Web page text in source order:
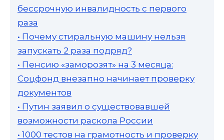
бессрочную инвалидность с первого
раза
• Почему стиральную машину нельзя
запускать 2 раза подряд?
• Пенсию «заморозят» на 3 месяца:
Соцфонд внезапно начинает проверку
документов
• Путин заявил о существовавшей
возможности раскола России
• 1000 тестов на грамотность и проверку